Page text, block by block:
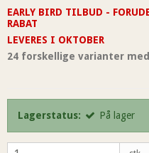
EARLY BIRD TILBUD -
RABAT
LEVERES I OKTOBER
24 forskellige varianter
Lagerstatus: På lager